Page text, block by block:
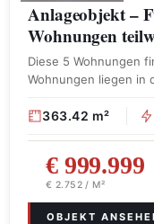
Anlageobjekt –
Wohnungen
Diese 5 Wohnungen
Wohnungen liegen in
363.42 m²
€ 999.999
€ 2.752 / M²